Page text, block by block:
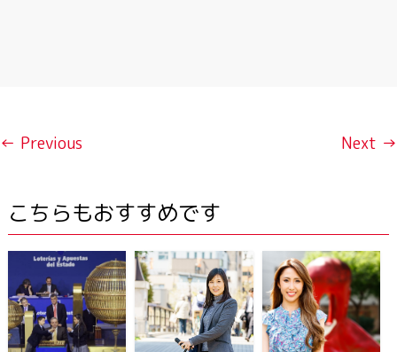
← Previous Next →
こちらもおすすめです